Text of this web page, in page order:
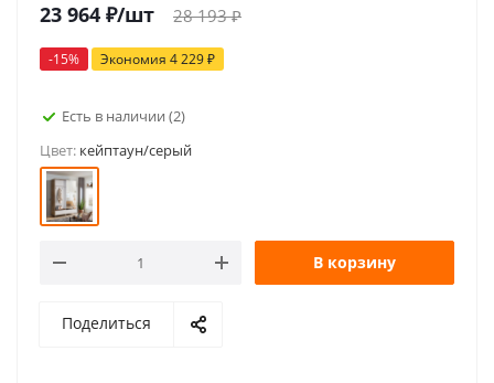
23 964 ₽/шт 28 193₽
-15% Экономия 4 229₽
Есть в наличии (2)
Цвет: кейптаун/серый
В корзину
Поделиться